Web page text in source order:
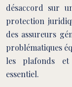
désaccord sur
protection
des assureurs
problématiques
les plafonds et
essentiel.